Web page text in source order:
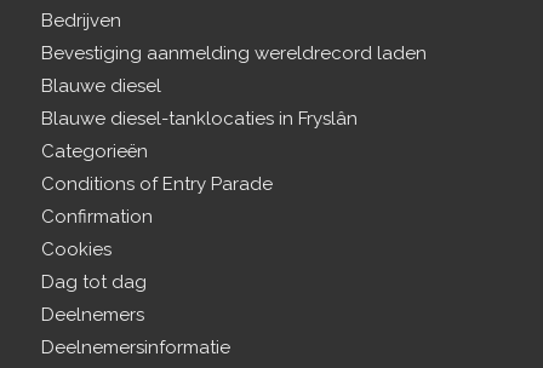
Bedrijven
Bevestiging aanmelding wereldrecord laden
Blauwe diesel
Blauwe diesel-tanklocaties in Fryslân
Categorieën
Conditions of Entry Parade
Confirmation
Cookies
Dag tot dag
Deelnemers
Deelnemersinformatie